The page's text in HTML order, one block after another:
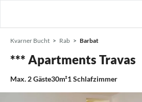
Kvarner Bucht Rab Barbat
*** Apartments Travas
Max. 2Gäste30m²1Schlafzimmer